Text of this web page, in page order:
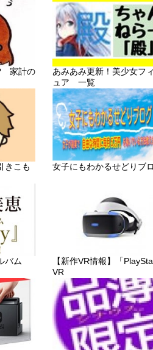
家計の
あみあみ更新！美少女フ
ュア 一覧
きこも
女子にもわかるせどりブ
バム
【新作VR情報】「
VR